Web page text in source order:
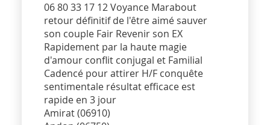
06 80 33 17 12 Voyance Marabout
retour définitif de l'être aimé sauver
son couple Fair Revenir son EX
Rapidement par la haute magie
d'amour conflit conjugal et Familial
Cadencé pour attirer H/F conquête
sentimentale résultat efficace est
rapide en 3 jour
Amirat (06910)